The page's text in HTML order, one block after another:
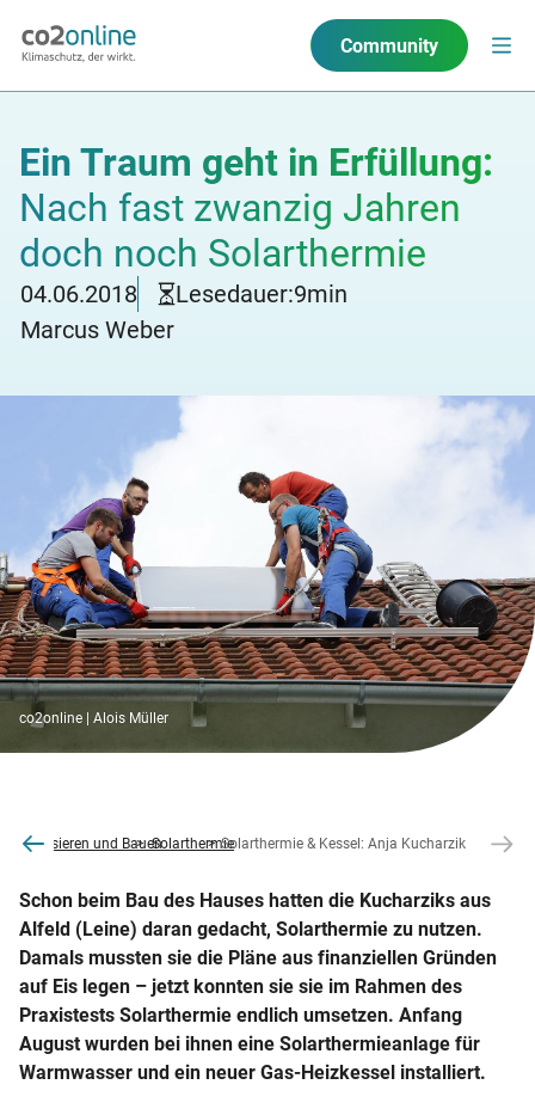
Community
Ein Traum geht in Erfüllung:
Nach fast zwanzig Jahren
doch noch Solarthermie
04.06.2018 Lesedauer:9min
Marcus Weber
co2online | Alois Müller
Modernisieren und BauenSolarthermieSolarthermie & Kessel: Anja Kucharzik
Schon beim Bau des Hauses hatten die Kucharziks aus
Alfeld (Leine) daran gedacht, Solarthermie zu nutzen.
Damals mussten sie die Pläne aus finanziellen Gründen
auf Eis legen – jetzt konnten sie sie im Rahmen des
Praxistests Solarthermie endlich umsetzen. Anfang
August wurden bei ihnen eine Solarthermieanlage für
Warmwasser und ein neuer Gas-Heizkessel installiert.